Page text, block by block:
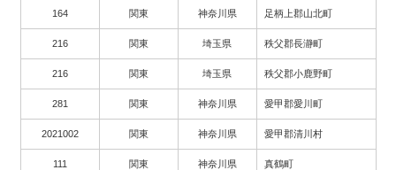
164 関東 神奈川県 足柄上郡山北町
216 関東 埼玉県 秩父郡長瀞町
216 関東 埼玉県 秩父郡小鹿野町
281 関東 神奈川県 愛甲郡愛川町
2021002 関東 神奈川県 愛甲郡清川村
111 関東 神奈川県 真鶴町